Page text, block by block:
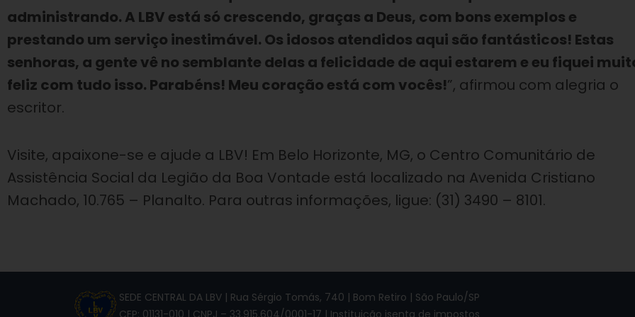
administrando. A LBV está só crescendo, graças a Deus, com bons exemplos e
prestando um serviço inestimável. Os idosos atendidos aqui são fantásticos! Estas
senhoras, a gente vê no semblante delas a felicidade de aqui estarem e eu fiquei
feliz com tudo isso. Parabéns! Meu coração está com vocês!”, afirmou com alegria o
escritor.
Visite, apaixone-se e ajude a LBV! Em Belo Horizonte, MG, o Centro Comunitário de
Assistência Social da Legião da Boa Vontade está localizado na Avenida Cristiano
Machado, 10.765 – Planalto. Para outras informações, ligue: (31) 3490 – 8101.
SEDE CENTRAL DA LBV | Rua Sérgio Tomás, 740 | Bom Retiro | São Paulo/SP
CEP: 01131-010 | CNPJ – 33.915.604/0001-17 | Instituição isenta de impostos